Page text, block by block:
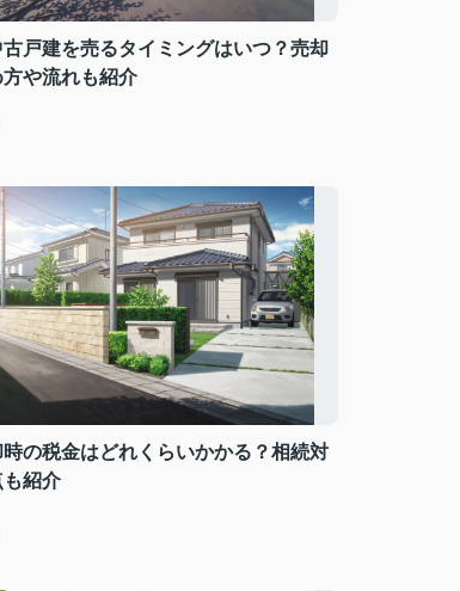
戸建を売るタイミングはいつ？売却
や流れも紹介
の税金はどれくらいかかる？相続対
紹介